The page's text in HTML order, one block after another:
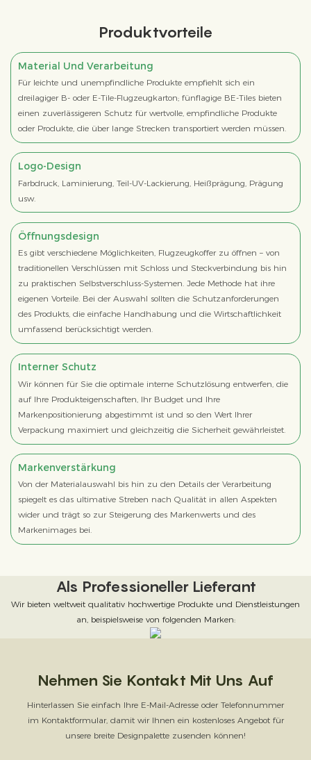
Produktvorteile
Material Und Verarbeitung
Für leichte und unempfindliche Produkte empfiehlt sich ein
dreilagiger B- oder E-Tile-Flugzeugkarton; fünflagige BE-Tiles bieten
einen zuverlässigeren Schutz für wertvolle, empfindliche Produkte
oder Produkte, die über lange Strecken transportiert werden müssen.
Logo-Design
Farbdruck, Laminierung, Teil-UV-Lackierung, Heißprägung, Prägung
usw.
Öffnungsdesign
Es gibt verschiedene Möglichkeiten, Flugzeugkoffer zu öffnen – von
traditionellen Verschlüssen mit Schloss und Steckverbindung bis hin
zu praktischen Selbstverschluss-Systemen. Jede Methode hat ihre
eigenen Vorteile. Bei der Auswahl sollten die Schutzanforderungen
des Produkts, die einfache Handhabung und die Wirtschaftlichkeit
umfassend berücksichtigt werden.
Interner Schutz
Wir können für Sie die optimale interne Schutzlösung entwerfen, die
auf Ihre Produkteigenschaften, Ihr Budget und Ihre
Markenpositionierung abgestimmt ist und so den Wert Ihrer
Verpackung maximiert und gleichzeitig die Sicherheit gewährleistet.
Markenverstärkung
Von der Materialauswahl bis hin zu den Details der Verarbeitung
spiegelt es das ultimative Streben nach Qualität in allen Aspekten
wider und trägt so zur Steigerung des Markenwerts und des
Markenimages bei.
Als Professioneller Lieferant
Wir bieten weltweit qualitativ hochwertige Produkte und Dienstleistungen
an, beispielsweise von folgenden Marken:
Nehmen Sie Kontakt Mit Uns Auf
Hinterlassen Sie einfach Ihre E-Mail-Adresse oder Telefonnummer
im Kontaktformular, damit wir Ihnen ein kostenloses Angebot für
unsere breite Designpalette zusenden können!